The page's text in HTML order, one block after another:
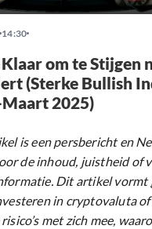
14:30
om te Stijgen
(Sterke Bullish
2025)
is een persbericht en
de inhoud, juistheid of
Dit artikel vormt
in cryptovaluta of
met zich mee,